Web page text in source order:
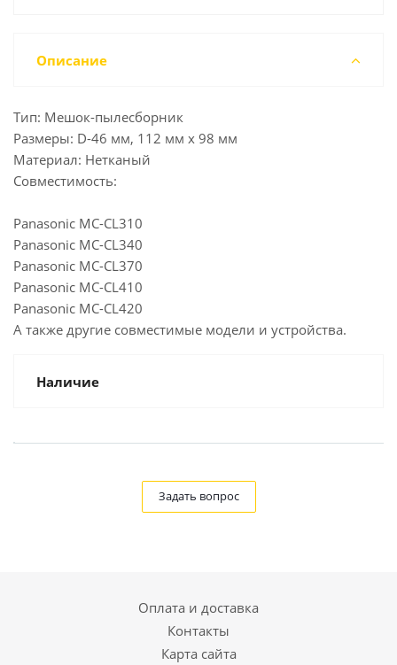
Описание
Тип: Мешок-пылесборник
Размеры: D-46 мм, 112 мм x 98 мм
Материал: Нетканый
Совместимость:
Panasonic MC-CL310
Panasonic MC-CL340
Panasonic MC-CL370
Panasonic MC-CL410
Panasonic MC-CL420
А также другие совместимые модели и устройства.
Наличие
Задать вопрос
Оплата и доставка
Контакты
Карта сайта